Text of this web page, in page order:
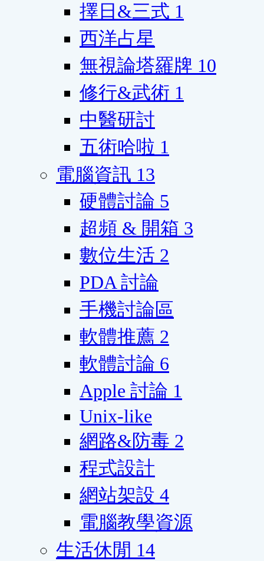
擇日&三式 1
西洋占星
無視論塔羅牌 10
修行&武術 1
中醫研討
五術哈啦 1
電腦資訊 13
硬體討論 5
超頻 & 開箱 3
數位生活 2
PDA 討論
手機討論區
軟體推薦 2
軟體討論 6
Apple 討論 1
Unix-like
網路&防毒 2
程式設計
網站架設 4
電腦教學資源
生活休閒 14